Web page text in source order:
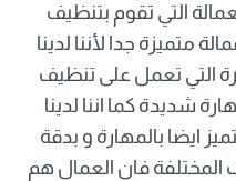
التي تقوم بتنظيف
متميزة جدا لأننا لدينا
التي تعمل على تنظيف
شديدة كما اننا لدينا
ايضا بالمهارة و بدقة
المختلفة فان العمال هم